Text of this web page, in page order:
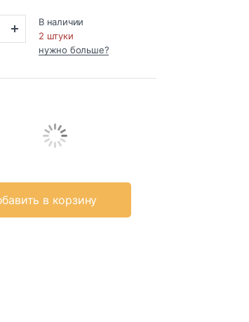
В наличии
2 штуки
нужно больше?
в корзину